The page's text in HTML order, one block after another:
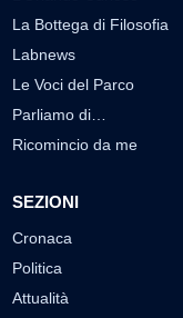
La Bottega di Filosofia
Labnews
Le Voci del Parco
Parliamo di…
Ricomincio da me
SEZIONI
Cronaca
Politica
Attualità